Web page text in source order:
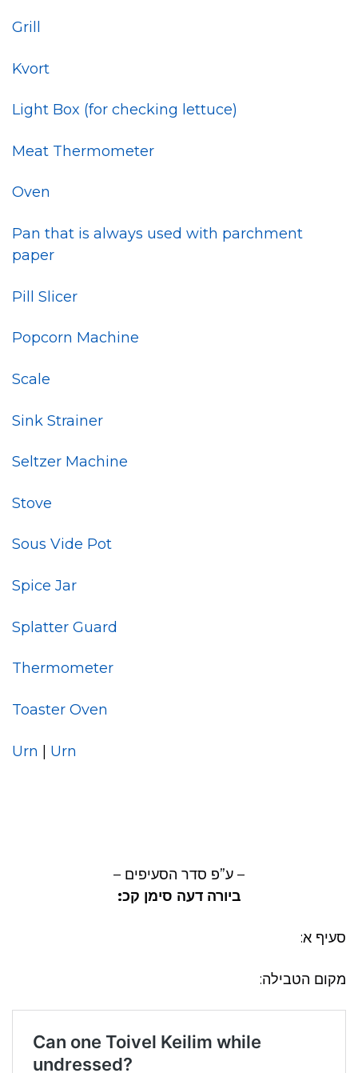
Grill
Kvort
Light Box (for checking lettuce)
Meat Thermometer
Oven
Pan that is always used with parchment
paper
Pill Slicer
Popcorn Machine
Scale
Sink Strainer
Seltzer Machine
Stove
Sous Vide Pot
Spice Jar
Splatter Guard
Thermometer
Toaster Oven
Urn | Urn
– ע”פ סדר הסעיפים –
ביורה דעה סימן קכ:
סעיף א:
מקום הטבילה: